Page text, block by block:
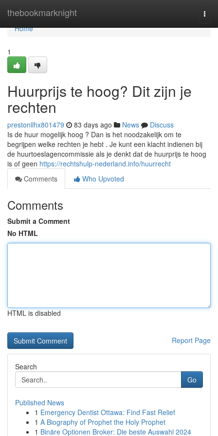
thebookmarknight
Home
Home
1
Huurprijs te hoog? Dit zijn je
rechten
prestonllhx801479 83 days ago News
Discuss
Is de huur mogelijk hoog ? Dan is het noodzakelijk om te
begrijpen welke rechten je hebt . Je kunt een klacht indienen bij
de huurtoeslagencommissie als je denkt dat de huurprijs te hoog
is of geen https://rechtshulp-nederland.info/huurrecht
Comments
Who Upvoted
Comments
Submit a Comment
No HTML
HTML is disabled
Report Page
Search
Go
Published News
1 Emergency Dentist Ottawa: Find Fast Relief
1 A Biography of Prophet the Holy Prophet
1 Binäre Optionen Broker: Die beste Auswahl 2024